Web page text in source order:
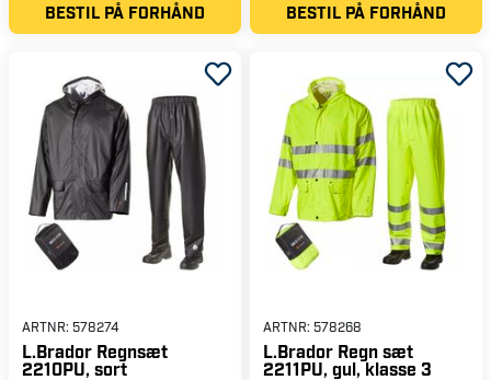
BESTIL PÅ FORHÅND BESTIL PÅ FORHÅND
ARTNR: 578274
L.Brador Regnsæt
2210PU, sort
ARTNR: 578268
L.Brador Regn sæt
2211PU, gul, klasse 3